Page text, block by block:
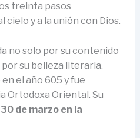
treinta pasos
cielo y a la unión con Dios.
no solo por su contenido
su belleza literaria.
el año 605 y fue
Ortodoxa Oriental. Su
30 de marzo en la